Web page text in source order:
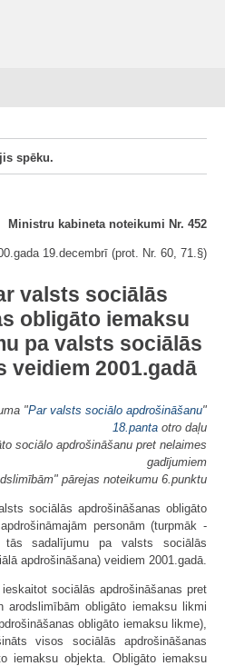
spēku.
Ministru kabineta noteikumi Nr. 452
19.decembrī (prot. Nr. 60, 71.§)
valsts sociālās
obligāto iemaksu
pa valsts sociālās
veidiem 2001.gadā
"Par valsts sociālo apdrošināšanu"
18.panta otro daļu
sociālo apdrošināšanu pret nelaimes
gadījumiem
pārejas noteikumu 6.punktu
sociālās apdrošināšanas obligāto
personām (turpmāk -
sadalījumu pa valsts sociālās
apdrošināšana) veidiem 2001.gadā.
sociālās apdrošināšanas pret
arodslimībām obligāto iemaksu likmi
obligāto iemaksu likme),
visos sociālās apdrošināšanas
iemaksu objekta. Obligāto iemaksu